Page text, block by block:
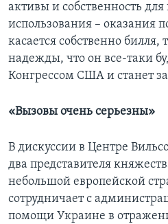
активы и собственность для
использования – оказания
касается собственно билля,
надежды, что он все-таки
Конгрессом США и станет
«Вызовы очень серьезны»
В дискуссии в Центре
два представителя
небольшой европейской
сотрудничает с
помощи Украине в